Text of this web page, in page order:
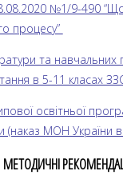
№1/9-490
процесу”
та
в 5-11 класах
освітньої
(наказ МОН України
МЕТОДИЧНІ